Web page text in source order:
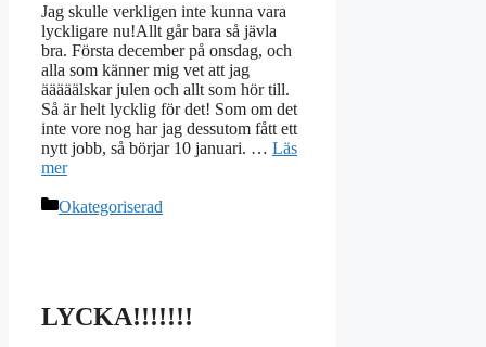
Jag skulle verkligen inte kunna vara
lyckligare nu!Allt går bara så jävla
bra. Första december på onsdag, och
alla som känner mig vet att jag
ääääälskar julen och allt som hör till.
Så är helt lycklig för det! Som om det
inte vore nog har jag dessutom fått ett
nytt jobb, så börjar 10 januari. … Läs
mer
Kategorier
Okategoriserad
LYCKA!!!!!!!